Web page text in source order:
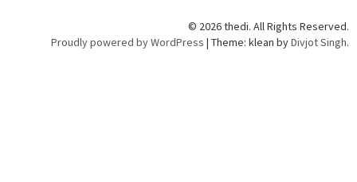
© 2026 thedi. All Rights Reserved.
Proudly powered by WordPress | Theme: klean byDivjot Singh.